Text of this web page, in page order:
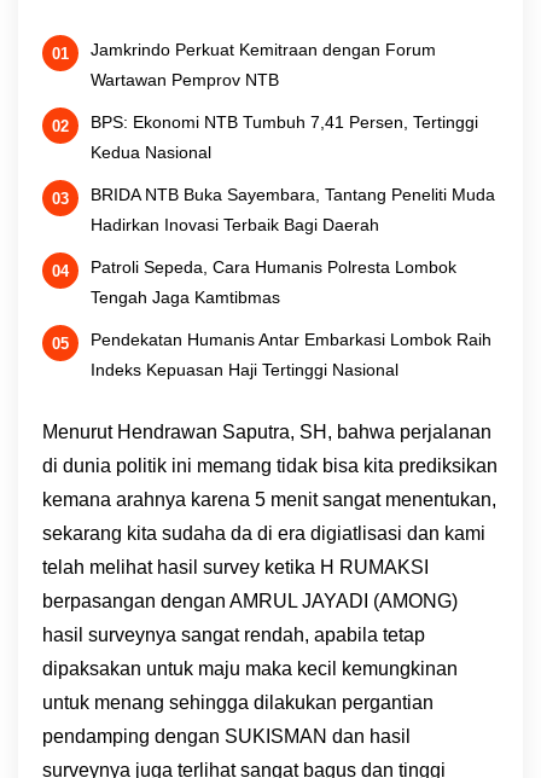
Jamkrindo Perkuat Kemitraan dengan Forum
Wartawan Pemprov NTB
BPS: Ekonomi NTB Tumbuh 7,41 Persen, Tertinggi
Kedua Nasional
BRIDA NTB Buka Sayembara, Tantang Peneliti Muda
Hadirkan Inovasi Terbaik Bagi Daerah
Patroli Sepeda, Cara Humanis Polresta Lombok
Tengah Jaga Kamtibmas
Pendekatan Humanis Antar Embarkasi Lombok Raih
Indeks Kepuasan Haji Tertinggi Nasional
Menurut Hendrawan Saputra, SH, bahwa perjalanan
di dunia politik ini memang tidak bisa kita prediksikan
kemana arahnya karena 5 menit sangat menentukan,
sekarang kita sudaha da di era digiatlisasi dan kami
telah melihat hasil survey ketika H RUMAKSI
berpasangan dengan AMRUL JAYADI (AMONG)
hasil surveynya sangat rendah, apabila tetap
dipaksakan untuk maju maka kecil kemungkinan
untuk menang sehingga dilakukan pergantian
pendamping dengan SUKISMAN dan hasil
surveynya juga terlihat sangat bagus dan tinggi